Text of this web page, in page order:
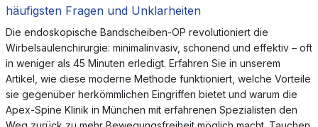
häufigsten Fragen und Unklarheiten
Die endoskopische Bandscheiben-OP revolutioniert die
Wirbelsäulenchirurgie: minimalinvasiv, schonend und effektiv – oft
in weniger als 45 Minuten erledigt. Erfahren Sie in unserem
Artikel, wie diese moderne Methode funktioniert, welche Vorteile
sie gegenüber herkömmlichen Eingriffen bietet und warum die
Apex-Spine Klinik in München mit erfahrenen Spezialisten den